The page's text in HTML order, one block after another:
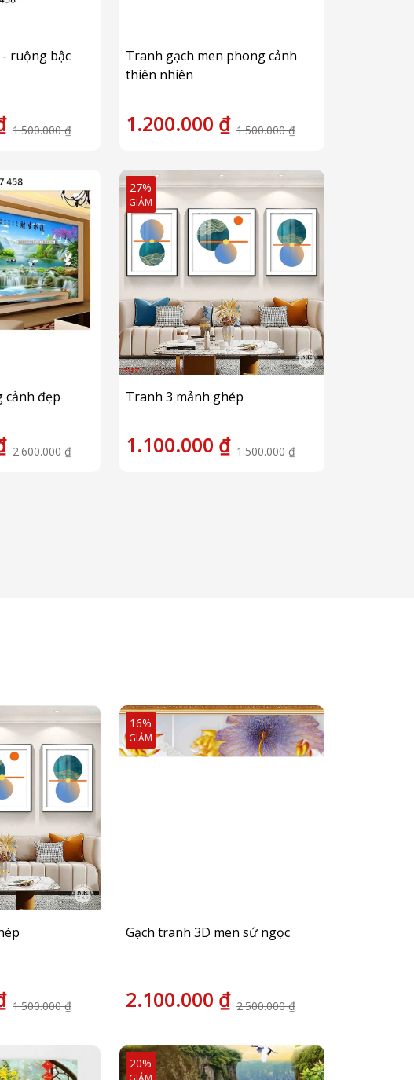
ruộng bậc
1.500.000 ₫
Tranh gạch men phong cảnh
thiên nhiên
1.200.000 ₫ 1.500.000 ₫
cảnh đẹp
2.600.000 ₫
Tranh 3 mảnh ghép
1.100.000 ₫ 1.500.000 ₫
27%
GIẢM
1.500.000 ₫
Gạch tranh 3D men sứ ngọc
2.100.000 ₫ 2.500.000 ₫
16%
GIẢM
20%